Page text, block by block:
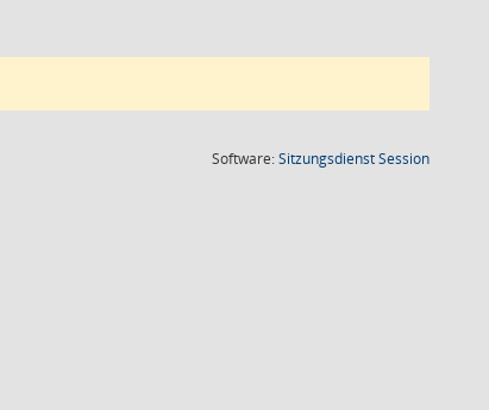
Software:SitzungsdienstSession(Wird in